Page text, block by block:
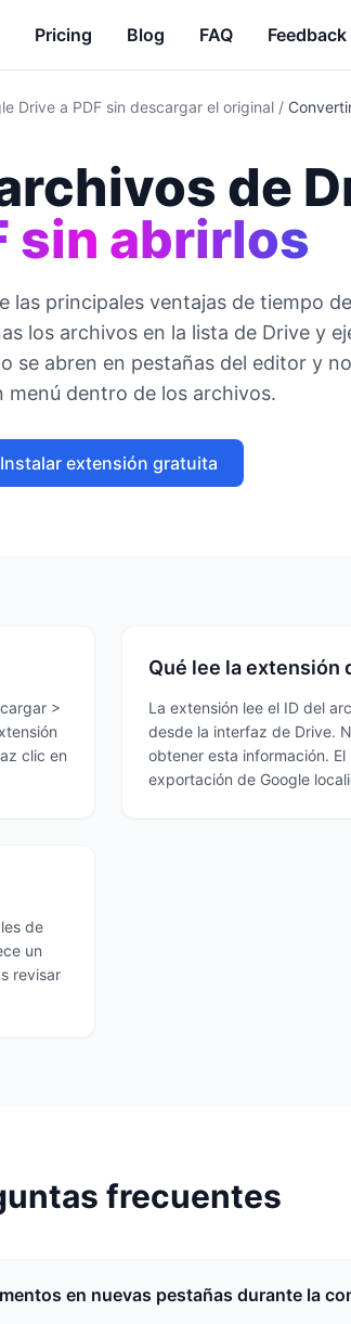
Pricing Blog FAQ Feedback
Drive a PDF sin descargar el original /
de
sin abrirlos
las principales ventajas de tiempo
los archivos en la lista de Drive y
se abren en pestañas del editor y
menú dentro de los archivos.
Instalar extensión gratuita
>
clic en
Qué lee la extensión
La extensión lee el ID del
desde la interfaz de Drive.
obtener esta información.
exportación de Google
de
un
revisar
frecuentes
en nuevas pestañas durante la